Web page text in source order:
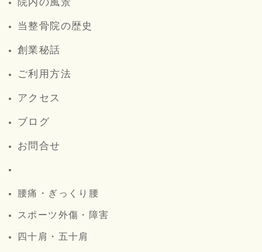
院内の風景
当整骨院の歴史
創業秘話
ご利用方法
アクセス
ブログ
お問合せ
腰痛・ぎっくり腰
スポーツ外傷・障害
四十肩・五十肩